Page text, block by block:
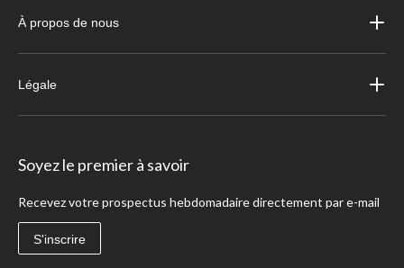
À propos de nous
Légale
Soyez le premier à savoir
Recevez votre prospectus hebdomadaire directement par e-mail
S'inscrire